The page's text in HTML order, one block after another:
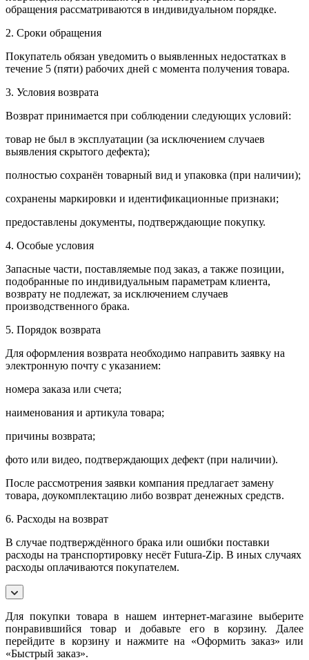
обращения рассматриваются в индивидуальном порядке.
2. Сроки обращения
Покупатель обязан уведомить о выявленных недостатках в
течение 5 (пяти) рабочих дней с момента получения товара.
3. Условия возврата
Возврат принимается при соблюдении следующих условий:
товар не был в эксплуатации (за исключением случаев
выявления скрытого дефекта);
полностью сохранён товарный вид и упаковка (при наличии);
сохранены маркировки и идентификационные признаки;
предоставлены документы, подтверждающие покупку.
4. Особые условия
Запасные части, поставляемые под заказ, а также позиции,
подобранные по индивидуальным параметрам клиента,
возврату не подлежат, за исключением случаев
производственного брака.
5. Порядок возврата
Для оформления возврата необходимо направить заявку на
электронную почту с указанием:
номера заказа или счета;
наименования и артикула товара;
причины возврата;
фото или видео, подтверждающих дефект (при наличии).
После рассмотрения заявки компания предлагает замену
товара, доукомплектацию либо возврат денежных средств.
6. Расходы на возврат
В случае подтверждённого брака или ошибки поставки
расходы на транспортировку несёт Futura-Zip. В иных случаях
расходы оплачиваются покупателем.
Для покупки товара в нашем интернет-магазине выберите
понравившийся товар и добавьте его в корзину. Далее
перейдите в корзину и нажмите на «Оформить заказ» или
«Быстрый заказ».